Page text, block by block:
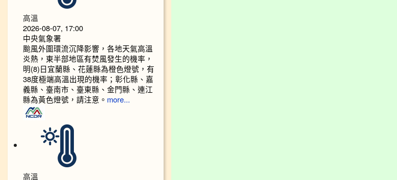
高溫
2026-08-07, 17:00
中央氣象署
颱風外圍環流沉降影響，各地天氣高溫
炎熱，東半部地區有焚風發生的機率，
明(8)日宜蘭縣、花蓮縣為橙色燈號，有
38度極端高溫出現的機率；彰化縣、嘉
義縣、臺南市、臺東縣、金門縣、連江
縣為黃色燈號，請注意。 more...
高溫